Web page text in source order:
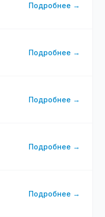
Подробнее →
Подробнее →
Подробнее →
Подробнее →
Подробнее →